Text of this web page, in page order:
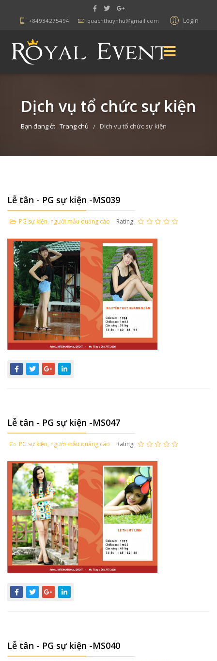
Login
+84934275494 quachthuynhu@gmail.com
Dịch vụ tổ chức sự kiện
Bạn đang ở: Trang chủ / Dịch vụ tổ chức sự kiện
Lễ tân - PG sự kiện -MS039
PG sự kiện, người mẫu quảng cáo Rating:
Lễ tân - PG sự kiện -MS047
PG sự kiện, người mẫu quảng cáo Rating:
Lễ tân - PG sự kiện -MS040